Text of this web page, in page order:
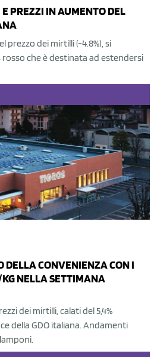
E PREZZI IN AUMENTO DEL
prezzo dei mirtilli (-4.8%), si
rosso che è destinata ad estendersi
DELLA CONVENIENZA CON I
NELLA SETTIMANA
dei mirtilli, calati del 5,4%
della GDO italiana. Andamenti